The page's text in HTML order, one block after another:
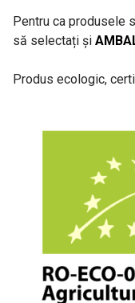
Pentru ca produsele
să selectați și
Produs ecologic,